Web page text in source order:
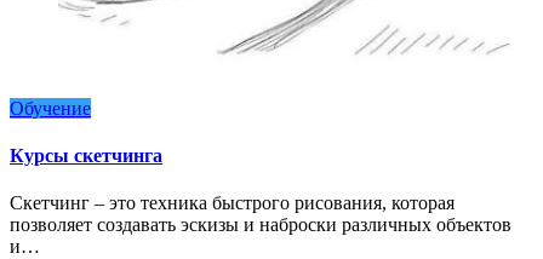
Обучение
Курсы скетчинга
Скетчинг – это техника быстрого рисования, которая
позволяет создавать эскизы и наброски различных объектов
и…